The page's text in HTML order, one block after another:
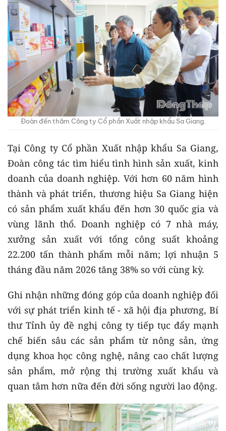
Đoàn đến thăm Công ty Cổ phần Xuất nhập khẩu Sa Giang.
Tại Công ty Cổ phần Xuất nhập khẩu Sa Giang,
Đoàn công tác tìm hiểu tình hình sản xuất, kinh
doanh của doanh nghiệp. Với hơn 60 năm hình
thành và phát triển, thương hiệu Sa Giang hiện
có sản phẩm xuất khẩu đến hơn 30 quốc gia và
vùng lãnh thổ. Doanh nghiệp có 7 nhà máy,
xưởng sản xuất với tổng công suất khoảng
22.200 tấn thành phẩm mỗi năm; lợi nhuận 5
tháng đầu năm 2026 tăng 38% so với cùng kỳ.
Ghi nhận những đóng góp của doanh nghiệp đối
với sự phát triển kinh tế - xã hội địa phương, Bí
thư Tỉnh ủy đề nghị công ty tiếp tục đẩy mạnh
chế biến sâu các sản phẩm từ nông sản, ứng
dụng khoa học công nghệ, nâng cao chất lượng
sản phẩm, mở rộng thị trường xuất khẩu và
quan tâm hơn nữa đến đời sống người lao động.